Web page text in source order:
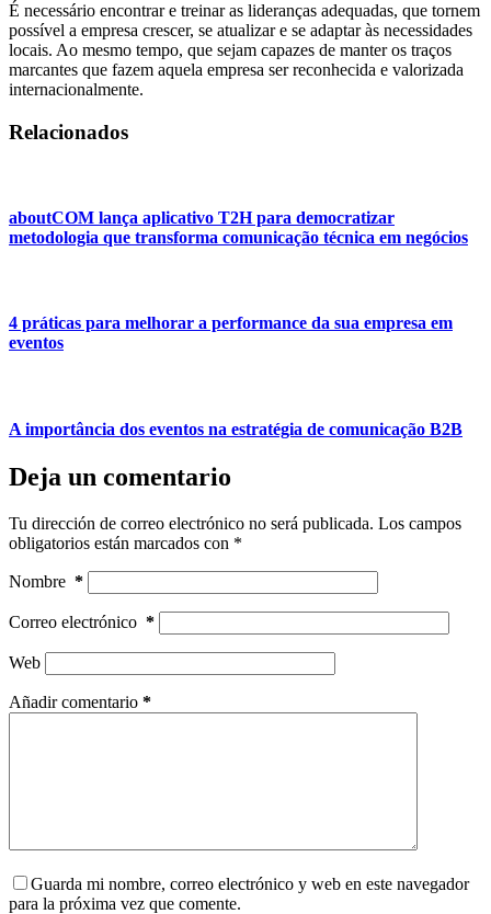
É necessário encontrar e treinar as lideranças adequadas, que tornem
possível a empresa crescer, se atualizar e se adaptar às necessidades
locais. Ao mesmo tempo, que sejam capazes de manter os traços
marcantes que fazem aquela empresa ser reconhecida e valorizada
internacionalmente.
Relacionados
aboutCOM lança aplicativo T2H para democratizar
metodologia que transforma comunicação técnica em negócios
4 práticas para melhorar a performance da sua empresa em
eventos
A importância dos eventos na estratégia de comunicação B2B
Deja un comentario
Tu dirección de correo electrónico no será publicada. Los campos
obligatorios están marcados con *
Nombre *
Correo electrónico *
Web
Añadir comentario *
Guarda mi nombre, correo electrónico y web en este navegador
para la próxima vez que comente.